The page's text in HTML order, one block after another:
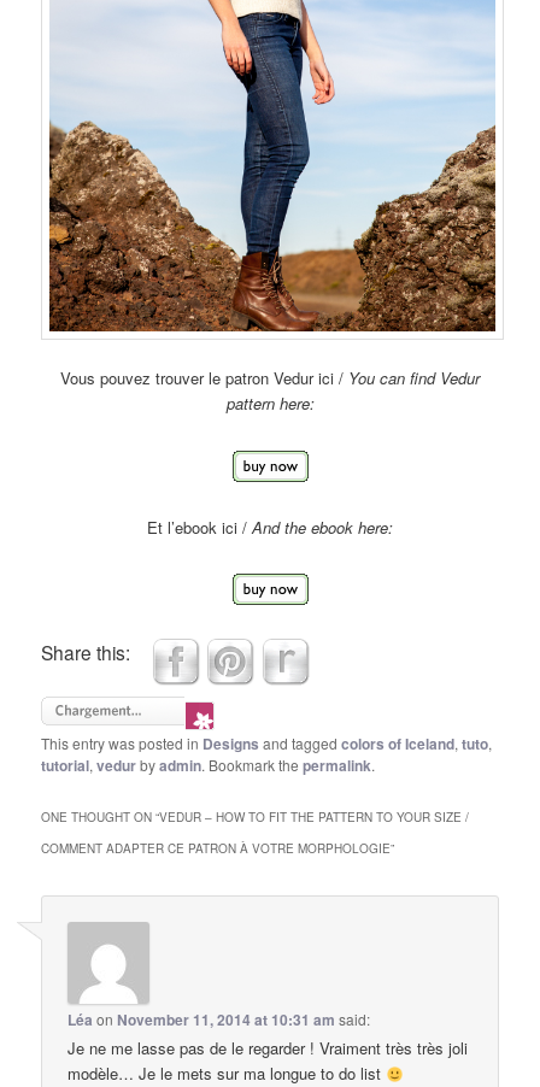
Vous pouvez trouver le patron Vedur ici / You can find Vedur
pattern here:
Et l’ebook ici / And the ebook here:
Share this:
This entry was posted in Designs and taggedcolors of Iceland,tuto,
tutorial,vedurbyadmin. Bookmark thepermalink.
ONE THOUGHT ON “VEDUR – HOW TO FIT THE PATTERN TO YOUR SIZE /
COMMENT ADAPTER CE PATRON À VOTRE MORPHOLOGIE”
Léa on November 11, 2014 at 10:31 am said:
Je ne me lasse pas de le regarder ! Vraiment très très joli
modèle… Je le mets sur ma longue to do list